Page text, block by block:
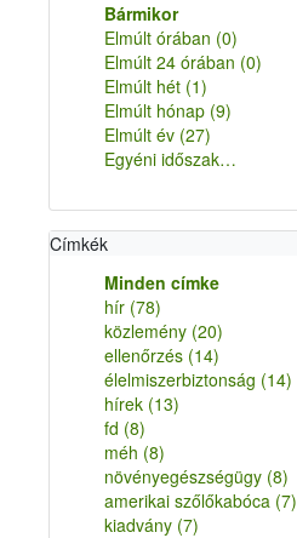
Bármikor
Elmúlt órában (0)
Elmúlt 24 órában (0)
Elmúlt hét (1)
Elmúlt hónap (9)
Elmúlt év (27)
Egyéni időszak…
Címkék
Minden címke
hír (78)
közlemény (20)
ellenőrzés (14)
élelmiszerbiztonság (14)
hírek (13)
fd (8)
méh (8)
növényegészségügy (8)
amerikai szőlőkabóca (7)
kiadvány (7)